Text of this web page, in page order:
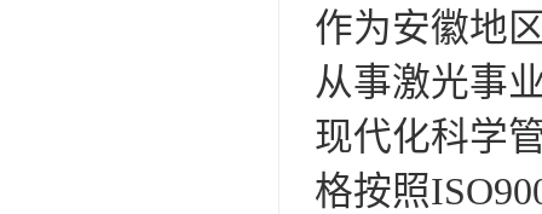
作为安徽地
从事激光事
现代化科学
格按照